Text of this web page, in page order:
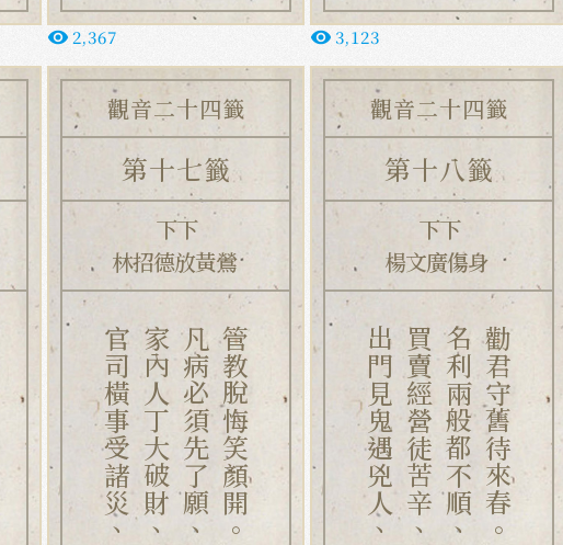
remove_red_eye 2,367 remove_red_eye 3,123
觀音二十四籤
第十七籤
下下
林招德放黃鶯
官司橫事受諸災、家內人丁大破財、凡病必須先了願、管教脫悔笑顏開。
觀音二十四籤
第十八籤
下下
楊文廣傷身
出門見鬼遇兇人、買賣經營徒苦辛、名利兩般都不順、勸君守舊待來春。